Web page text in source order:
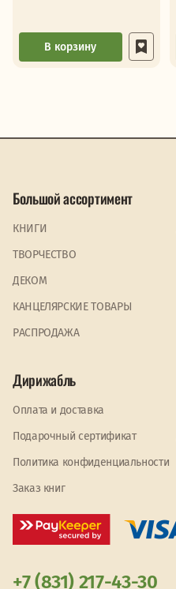
В корзину
Большой ассортимент
КНИГИ
ТВОРЧЕСТВО
ДЕКОМ
КАНЦЕЛЯРСКИЕ ТОВАРЫ
PАСПРОДАЖА
Дирижабль
Оплата и доставка
Подарочный сертификат
Политика конфиденциальности
Заказ книг
+7 (831) 217-43-30